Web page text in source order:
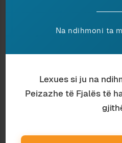
Maks
TË NGJASHME
Na ndihmoni ta
Lexues si ju na
Peizazhe të Fjalës të